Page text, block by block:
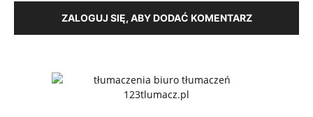
ZALOGUJ SIĘ, ABY DODAĆ KOMENTARZ